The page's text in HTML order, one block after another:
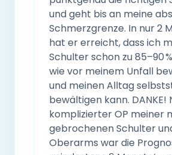
und geht bis an meine
Schmerzgrenze. In nur 2
hat er erreicht, dass ich
Schulter schon zu 85–90
wie vor meinem Unfall
und meinen Alltag
bewältigen kann. DANKE!
komplizierter OP meiner
gebrochenen Schulter
Oberarms war die